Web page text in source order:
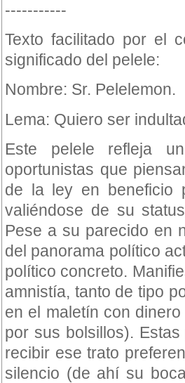
-----------
Texto facilitado por el
significado del pelele:
Nombre: Sr. Pelelemon.
Lema: Quiero ser
Este pelele refleja
oportunistas que
de la ley en beneficio
valiéndose de su
Pese a su parecido en
del panorama político
político concreto.
amnistía, tanto de tipo
en el maletín con
por sus bolsillos).
recibir ese trato
silencio (de ahí su